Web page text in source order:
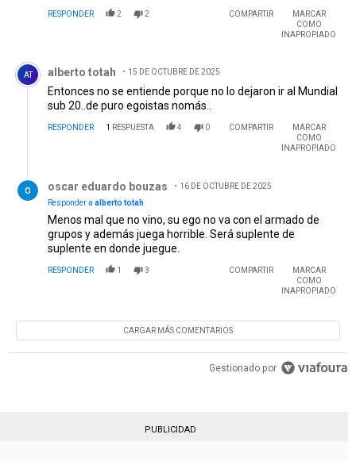
RESPONDER 2 2 COMPARTIR
MARCAR
COMO
INAPROPIADO
Comentario de alberto totah.
AT alberto totah 15 DE OCTUBRE DE 2025
Entonces no se entiende porque no lo dejaron ir al Mundial
sub 20..de puro egoistas nomás..
RESPONDER 1 RESPUESTA 4 0 COMPARTIR
MARCAR
COMO
INAPROPIADO
oscar eduardo bouzas
16 DE OCTUBRE DE 2025
Responder a alberto totah
Menos mal que no vino, su ego no va con el armado de
grupos y además juega horrible. Será suplente de
suplente en donde juegue.
RESPONDER 1 3 COMPARTIR
MARCAR
COMO
INAPROPIADO
CARGAR MÁS COMENTARIOS
Gestionado por
PUBLICIDAD